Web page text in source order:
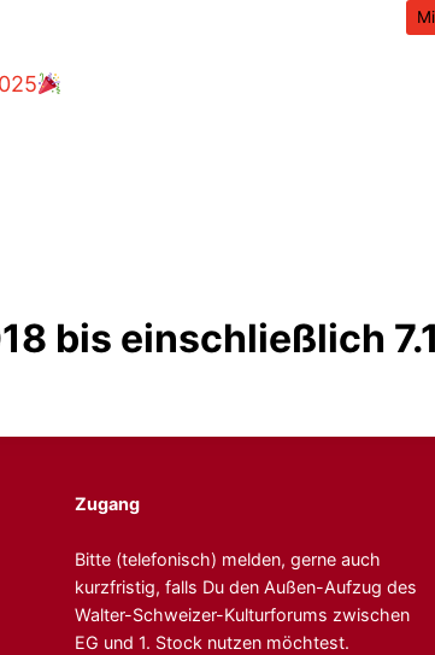
bis einschließlich
Zugang
Bitte (telefonisch) melden, gerne auch
kurzfristig, falls Du den Außen-Aufzug des
Walter-Schweizer-Kulturforums zwischen
EG und 1. Stock nutzen möchtest.